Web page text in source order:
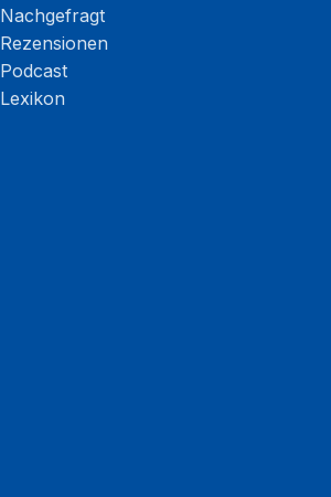
Nachgefragt
Rezensionen
Podcast
Lexikon